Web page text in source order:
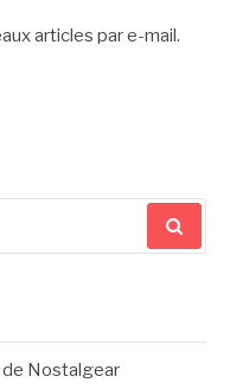
articles par e-mail.
de Nostalgear